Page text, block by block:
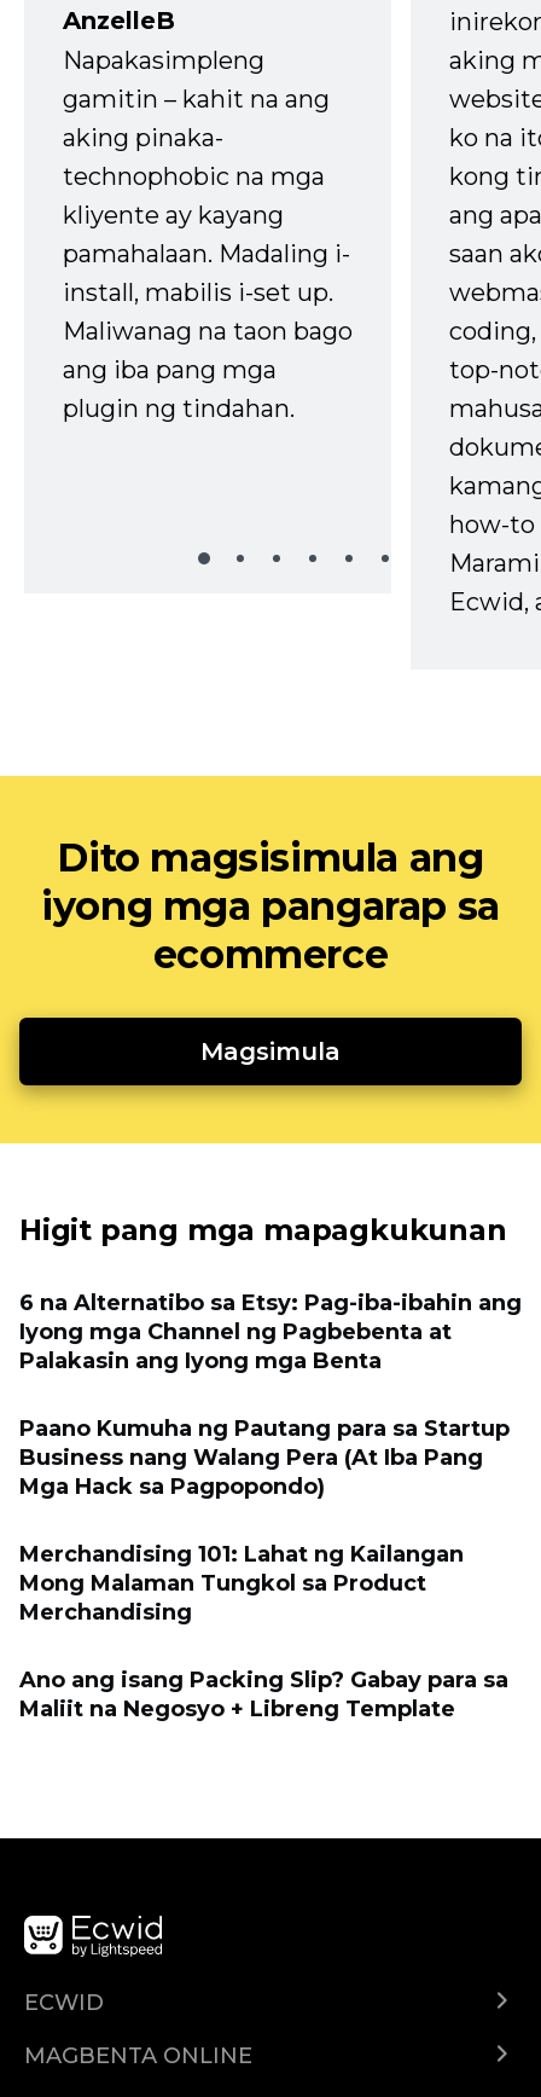
AnzelleB
Napakasimpleng
gamitin – kahit na ang
aking pinaka-
technophobic na mga
kliyente ay kayang
pamahalaan. Madaling i-
install, mabilis i-set up.
Maliwanag na taon bago
ang iba pang mga
plugin ng tindahan.
aking
ko na
kong
ang
saan
top-
how-to
Ecwid,
Dito magsisimula ang
iyong mga pangarap sa
ecommerce
Magsimula
Higit pang mga mapagkukunan
6 na Alternatibo sa Etsy: Pag-iba-ibahin ang
Iyong mga Channel ng Pagbebenta at
Palakasin ang Iyong mga Benta
Paano Kumuha ng Pautang para sa Startup
Business nang Walang Pera (At Iba Pang
Mga Hack sa Pagpopondo)
Merchandising 101: Lahat ng Kailangan
Mong Malaman Tungkol sa Product
Merchandising
Ano ang isang Packing Slip? Gabay para sa
Maliit na Negosyo + Libreng Template
ECWID
Help center
MAGBENTA ONLINE